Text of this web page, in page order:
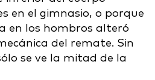
en el gimnasio, o porque
en los hombros alteró
del remate. Sin
se ve la mitad de la